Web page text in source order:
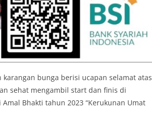
karangan bunga berisi ucapan selamat atas
sehat mengambil start dan finis di
Bhakti tahun 2023 “Kerukunan Umat